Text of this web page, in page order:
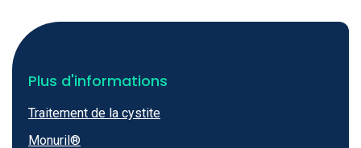
Plus d'informations
Traitement de la cystite
Monuril®